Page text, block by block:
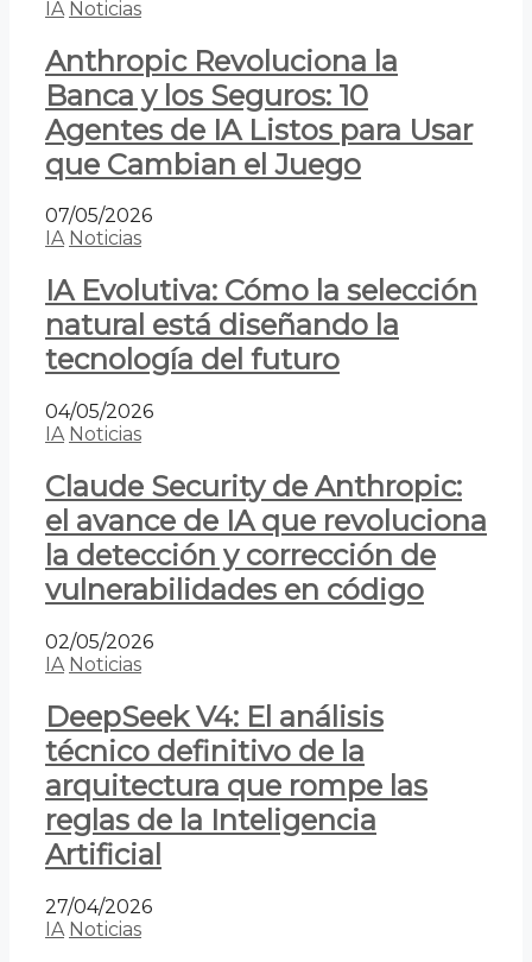
IA Noticias
Anthropic Revoluciona la
Banca y los Seguros: 10
Agentes de IA Listos para Usar
que Cambian el Juego
07/05/2026
IA Noticias
IA Evolutiva: Cómo la selección
natural está diseñando la
tecnología del futuro
04/05/2026
IA Noticias
Claude Security de Anthropic:
el avance de IA que revoluciona
la detección y corrección de
vulnerabilidades en código
02/05/2026
IA Noticias
DeepSeek V4: El análisis
técnico definitivo de la
arquitectura que rompe las
reglas de la Inteligencia
Artificial
27/04/2026
IA Noticias